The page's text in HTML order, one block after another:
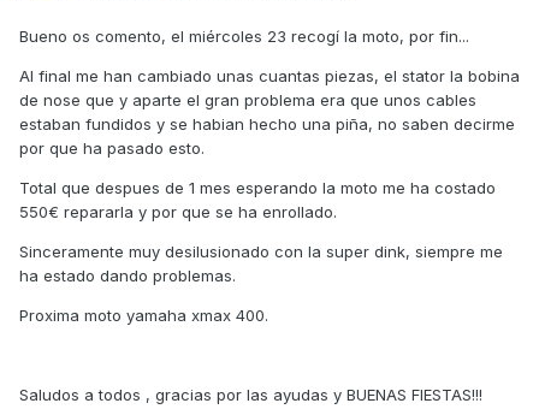
Bueno os comento, el miércoles 23 recogí la moto, por fin...
Al final me han cambiado unas cuantas piezas, el stator la bobina
de nose que y aparte el gran problema era que unos cables
estaban fundidos y se habian hecho una piña, no saben decirme
por que ha pasado esto.
Total que despues de 1 mes esperando la moto me ha costado
550€ repararla y por que se ha enrollado.
Sinceramente muy desilusionado con la super dink, siempre me
ha estado dando problemas.
Proxima moto yamaha xmax 400.
Saludos a todos , gracias por las ayudas y BUENAS FIESTAS!!!